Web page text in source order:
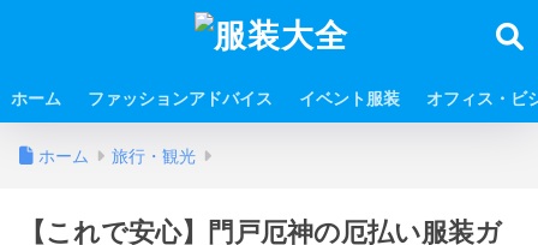
ホーム ファッションアドバイス イベント服装 オフィス・ビ
ホーム 旅行・観光
【これで安心】門戸厄神の厄払い服装ガ